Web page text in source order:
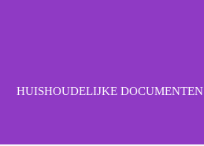
HUISHOUDELIJKE DOCUMENTEN